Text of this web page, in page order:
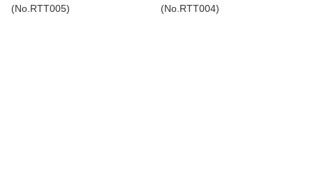
(No.RTT005)
(No.RTT004)